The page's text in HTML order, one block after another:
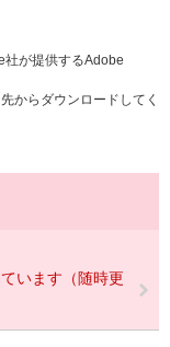
社が提供するAdobe
からダウンロードしてく
います（随時更